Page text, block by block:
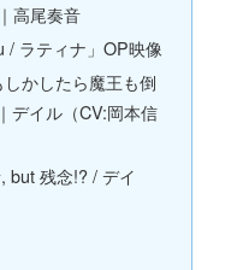
高尾奏音
/ ラティナ」OP映像
かしたら魔王も倒
デイル（CV:岡本信
but 残念!? / デイ